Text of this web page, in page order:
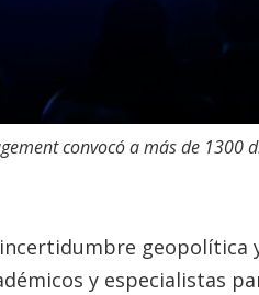
convocó a más de
geopolítica
y especialistas